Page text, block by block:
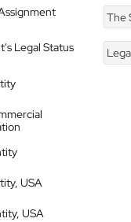
The
Legal Status
USA
USA